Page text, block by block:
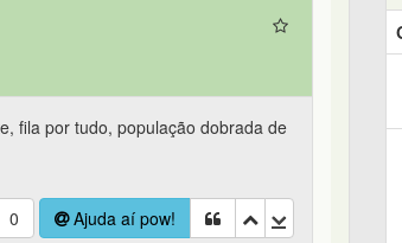
fila por tudo, população dobrada de
0 Ajuda aí pow!